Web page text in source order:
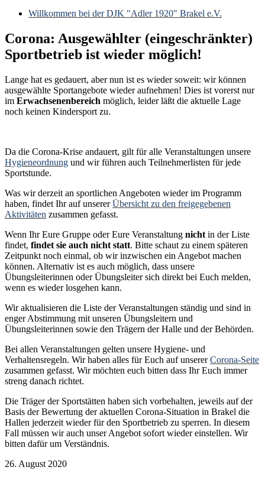
Willkommen bei der DJK "Adler 1920" Brakel e.V.
Corona: Ausgewählter (eingeschränkter)
Sportbetrieb ist wieder möglich!
Lange hat es gedauert, aber nun ist es wieder soweit: wir können
ausgewählte Sportangebote wieder aufnehmen! Dies ist vorerst nur
im Erwachsenenbereich möglich, leider läßt die aktuelle Lage
noch keinen Kindersport zu.
Da die Corona-Krise andauert, gilt für alle Veranstaltungen unsere
Hygieneordnung und wir führen auch Teilnehmerlisten für jede
Sportstunde.
Was wir derzeit an sportlichen Angeboten wieder im Programm
haben, findet Ihr auf unsererÜbersicht zu den freigegebenen
Aktivitäten zusammen gefasst.
Wenn Ihr Eure Gruppe oder Eure Veranstaltung nicht in der Liste
findet, findet sie auch nicht statt. Bitte schaut zu einem späteren
Zeitpunkt noch einmal, ob wir inzwischen ein Angebot machen
können. Alternativ ist es auch möglich, dass unsere
Übungsleiterinnen oder Übungsleiter sich direkt bei Euch melden,
wenn es wieder losgehen kann.
Wir aktualisieren die Liste der Veranstaltungen ständig und sind in
enger Abstimmung mit unseren Übungsleitern und
Übungsleiterinnen sowie den Trägern der Halle und der Behörden.
Bei allen Veranstaltungen gelten unsere Hygiene- und
Verhaltensregeln. Wir haben alles für Euch auf unsererCorona-Seite
zusammen gefasst. Wir möchten euch bitten dass Ihr Euch immer
streng danach richtet.
Die Träger der Sportstätten haben sich vorbehalten, jeweils auf der
Basis der Bewertung der aktuellen Corona-Situation in Brakel die
Hallen jederzeit wieder für den Sportbetrieb zu sperren. In diesem
Fall müssen wir auch unser Angebot sofort wieder einstellen. Wir
bitten dafür um Verständnis.
26. August 2020